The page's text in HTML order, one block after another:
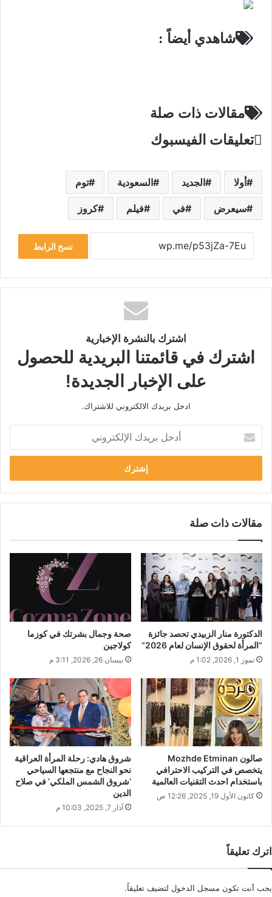
شاهدي أيضاً :
مقالات ذات صلة
تعليقات الفيسبوك
أولا الجديد السعودية توم
سيعرض في فيلم كروز
نسخ الرابط
اشترك بالنشرة الإخبارية
اشترك في قائمتنا البريدية للحصول
على الإخبار الجديدة!
ادخل بريدك الالكتروني للاشتراك.
خ
ب
ر
ا
ل
إ
ل
ك
ت
ر
و
ي
مقالات ذات صلة
الدكتورة منار الزبيدي تحصد جائزة
“المرأة لحقوق الإنسان لعام 2026”
تموز 1, 2026, 1:02 م
صحة وجمال بشرتك في كوزما
كولاجين
نيسان 26, 2026, 3:11 م
صالون Mozhde Etminan
يتخصص في التركيب الاحترافي
باستخدام احدث التقنيات العالمية
كانون الأول 19, 2025, 12:26 ص
شروق هادي: رحلة المرأة العراقية
نحو النجاح مع منتجعها السياحي
‘شروق الشمس الملكي’ في صلاح
الدين
آذار 7, 2025, 10:03 م
اترك تعليقاً
يجب أنت تكون مسجل الدخول لتضيف تعليقاً.